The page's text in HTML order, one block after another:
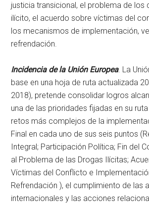
justicia transicional, el problema de los
ilícito, el acuerdo sobre víctimas del
los mecanismos de implementación,
refrendación.
Incidencia de la Unión Europea. La
base en una hoja de ruta actualizada
2018), pretende consolidar logros
una de las prioridades fijadas en su
retos más complejos de la
Final en cada uno de sus seis puntos
Integral; Participación Política; Fin del
al Problema de las Drogas Ilícitas;
Víctimas del Conflicto e
Refrendación ), el cumplimiento de las
internacionales y las acciones